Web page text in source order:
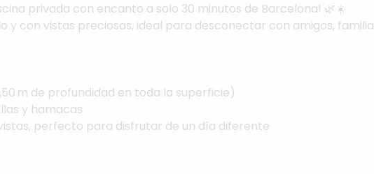
privada con encanto a solo 30 minutos de Barcelona! 🌿☀️
y con vistas preciosas, ideal para desconectar con amigos, familia
m de profundidad en toda la superficie)
y hamacas
perfecto para disfrutar de un día diferente